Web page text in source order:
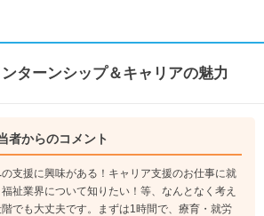
ターンシップ＆キャリアの魅力
者からのコメント
支援に興味がある！キャリア支援のお仕事に就
福祉業界について知りたい！等、なんとなく考え
でも大丈夫です。まずは1時間で、療育・就労